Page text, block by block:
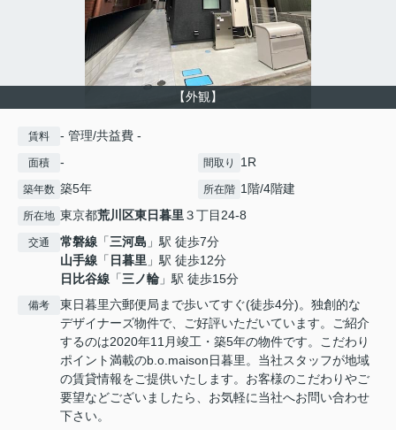
【外観】
賃料 - 管理/共益費 -
面積 - 間取り 1R
築年数 築5年 所在階 1階/4階建
所在地 東京都荒川区東日暮里３丁目24-8
交通 常磐線 「三河島 」駅 徒歩7分
山手線 「 日暮里 」駅 徒歩12分
日比谷線 「三ノ輪 」駅 徒歩15分
備考
東日暮里六郵便局まで歩いてすぐ(徒歩4分)。独創的な
デザイナーズ物件で、ご好評いただいています。ご紹介
するのは2020年11月竣工・築5年の物件です。こだわり
ポイント満載のb.o.maison日暮里。当社スタッフが地域
の賃貸情報をご提供いたします。お客様のこだわりやご
要望などございましたら、お気軽に当社へお問い合わせ
下さい。